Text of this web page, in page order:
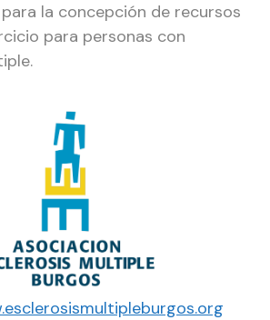
la concepción de recursos
para personas con